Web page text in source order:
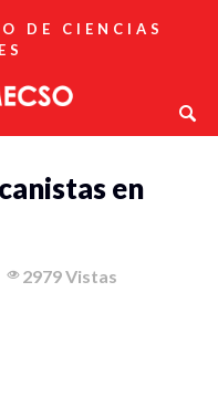
DE CIENCIAS
en
2979 Vistas